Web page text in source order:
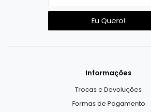
Eu Quero!
Informações
Trocas e Devoluções
Formas de Pagamento